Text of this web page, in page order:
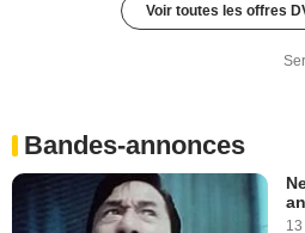
Voir toutes les offres
Bandes-annonces